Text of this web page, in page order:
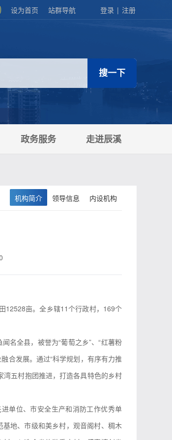
设为首页 站群导航 登录 | 注册
政务服务 走进辰溪
机构简介 领导信息 内设机构
12528亩。全乡辖11个行政村，169个
名全县，被誉为“葡萄之乡”、“红薯粉
合发展。通过“科学规划，有序有力推
五村抱团推进，打造各具特色的乡村
单位、市安全生产和消防工作优秀单
地、市级和美乡村，观音阁村、稠木